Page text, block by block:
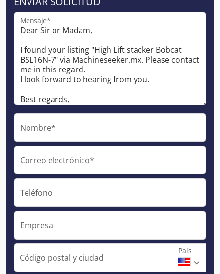
Mensaje*
Nombre*
Correo electrónico*
Teléfono
Empresa
Código postal y ciudad
País